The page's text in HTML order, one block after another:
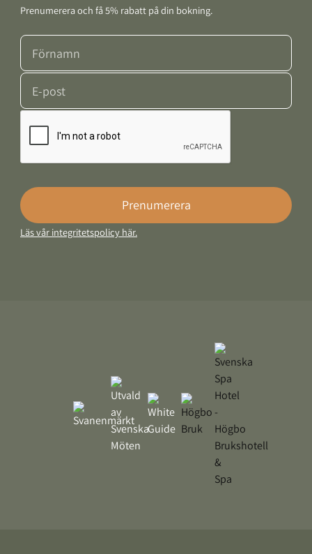
Prenumerera och få 5% rabatt på din bokning.
Förnamn
E-post
Prenumerera
Läs vår integritetspolicy här.